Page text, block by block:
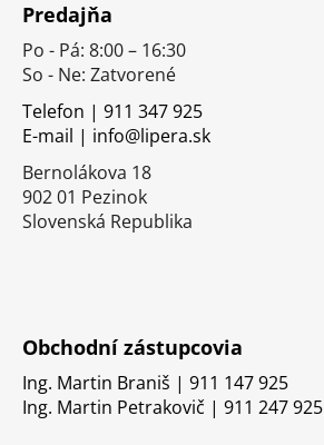
Predajňa
Po - Pá: 8:00 – 16:30
So - Ne: Zatvorené
Telefon | 911 347 925
E-mail | info@lipera.sk
Bernolákova 18
902 01 Pezinok
Slovenská Republika
Obchodní zástupcovia
Ing. Martin Braniš | 911 147 925
Ing. Martin Petrakovič | 911 247 925